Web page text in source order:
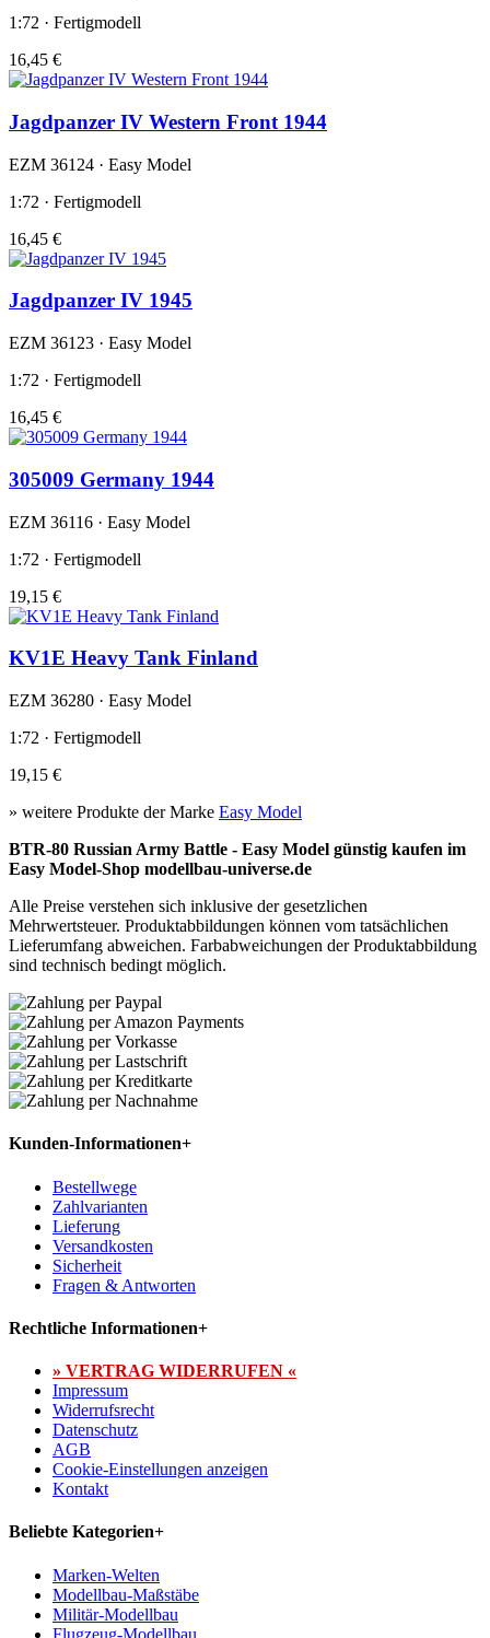
1:72 · Fertigmodell
16,45 €
Jagdpanzer IV Western Front 1944
EZM 36124 · Easy Model
1:72 · Fertigmodell
16,45 €
Jagdpanzer IV 1945
EZM 36123 · Easy Model
1:72 · Fertigmodell
16,45 €
305009 Germany 1944
EZM 36116 · Easy Model
1:72 · Fertigmodell
19,15 €
KV1E Heavy Tank Finland
EZM 36280 · Easy Model
1:72 · Fertigmodell
19,15 €
» weitere Produkte der Marke Easy Model
BTR-80 Russian Army Battle - Easy Model günstig kaufen im
Easy Model-Shop modellbau-universe.de
Alle Preise verstehen sich inklusive der gesetzlichen
Mehrwertsteuer. Produktabbildungen können vom tatsächlichen
Lieferumfang abweichen. Farbabweichungen der Produktabbildung
sind technisch bedingt möglich.
Kunden-Informationen+
Bestellwege
Zahlvarianten
Lieferung
Versandkosten
Sicherheit
Fragen & Antworten
Rechtliche Informationen+
» VERTRAG WIDERRUFEN «
Impressum
Widerrufsrecht
Datenschutz
AGB
Cookie-Einstellungen anzeigen
Kontakt
Beliebte Kategorien+
Marken-Welten
Modellbau-Maßstäbe
Militär-Modellbau
Flugzeug-Modellbau